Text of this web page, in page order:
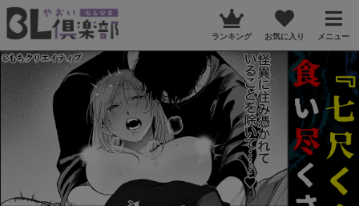
ランキング お気に入り メニュー